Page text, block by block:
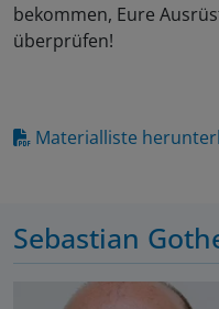
bekommen, Eure
überprüfen!
Materialliste
Sebastian